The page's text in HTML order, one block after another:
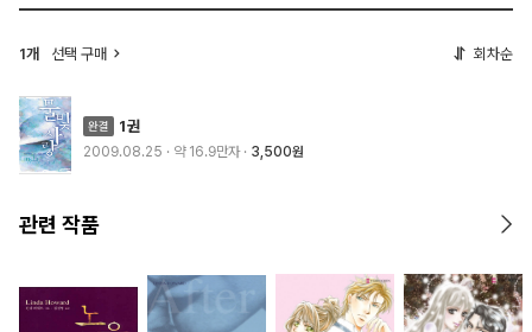
1개 선택 구매 회차순
1권
2009.08.25 · 약 16.9만자 3,500원
관련 작품